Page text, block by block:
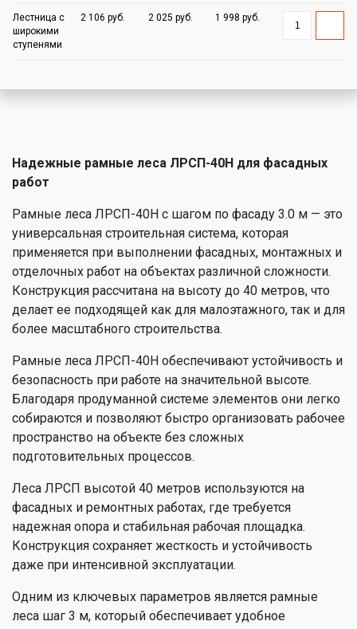
Лестница с
широкими
ступенями
2 106 руб. 2 025 руб. 1 998 руб.
Надежные рамные леса ЛРСП-40Н для фасадных
работ
Рамные леса ЛРСП-40Н с шагом по фасаду 3.0 м — это
универсальная строительная система, которая
применяется при выполнении фасадных, монтажных и
отделочных работ на объектах различной сложности.
Конструкция рассчитана на высоту до 40 метров, что
делает ее подходящей как для малоэтажного, так и для
более масштабного строительства.
Рамные леса ЛРСП-40Н обеспечивают устойчивость и
безопасность при работе на значительной высоте.
Благодаря продуманной системе элементов они легко
собираются и позволяют быстро организовать рабочее
пространство на объекте без сложных
подготовительных процессов.
Леса ЛРСП высотой 40 метров используются на
фасадных и ремонтных работах, где требуется
надежная опора и стабильная рабочая площадка.
Конструкция сохраняет жесткость и устойчивость
даже при интенсивной эксплуатации.
Одним из ключевых параметров является рамные
леса шаг 3 м, который обеспечивает удобное